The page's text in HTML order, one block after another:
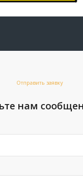
Отправить заявку
нам